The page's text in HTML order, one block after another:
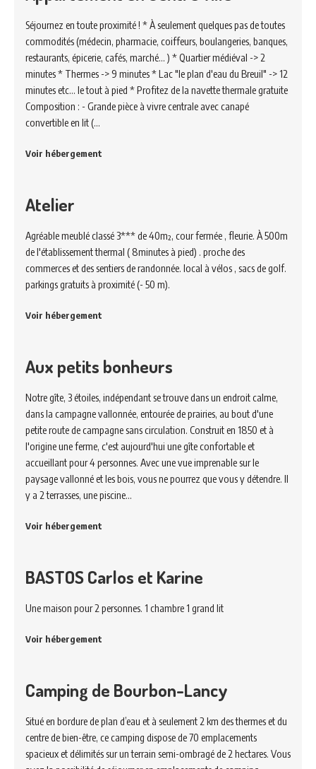
Séjournez en toute proximité ! * À seulement quelques pas de toutes
commodités (médecin, pharmacie, coiffeurs, boulangeries, banques,
restaurants, épicerie, cafés, marché... ) * Quartier médiéval -> 2
minutes * Thermes -> 9 minutes * Lac "le plan d'eau du Breuil" -> 12
minutes etc... le tout à pied * Profitez de la navette thermale gratuite
Composition : - Grande pièce à vivre centrale avec canapé
convertible en lit (…
Voir hébergement
Atelier
Agréable meublé classé 3*** de 40m², cour fermée , fleurie. À 500m
de l'établissement thermal ( 8minutes à pied) . proche des
commerces et des sentiers de randonnée. local à vélos , sacs de golf.
parkings gratuits à proximité (- 50 m).
Voir hébergement
Aux petits bonheurs
Notre gîte, 3 étoiles, indépendant se trouve dans un endroit calme,
dans la campagne vallonnée, entourée de prairies, au bout d'une
petite route de campagne sans circulation. Construit en 1850 et à
l'origine une ferme, c'est aujourd'hui une gîte confortable et
accueillant pour 4 personnes. Avec une vue imprenable sur le
paysage vallonné et les bois, vous ne pourrez que vous y détendre. Il
y a 2 terrasses, une piscine…
Voir hébergement
BASTOS Carlos et Karine
Une maison pour 2 personnes. 1 chambre 1 grand lit
Voir hébergement
Camping de Bourbon-Lancy
Situé en bordure de plan d’eau et à seulement 2 km des thermes et du
centre de bien-être, ce camping dispose de 70 emplacements
spacieux et délimités sur un terrain semi-ombragé de 2 hectares. Vous